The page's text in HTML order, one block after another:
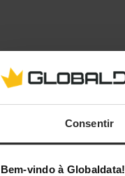
Consentir
Bem-vindo à Globaldata!